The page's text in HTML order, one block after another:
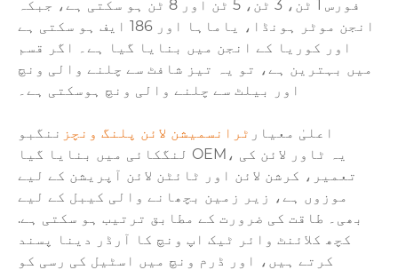
فورس 1 ٹن، 3 ٹن، 5 ٹن اور 8 ٹن ہو سکتی ہے، جبکہ
انجن موٹر ہونڈا، یاماہا اور 186 ایف ہو سکتی ہے
اور کوریا کے انجن میں بنایا گیا ہے۔ اگر قسم
میں بہترین ہے، تو یہ تیز شافٹ سے چلنے والی ونچ
اور بیلٹ سے چلنے والی ونچ ہوسکتی ہے۔
اعلیٰ معیار ٹرانسمیشن لائن پلنگ ونچز ننگبو
لنگکائی میں بنایا گیا OEM، یہ ٹاور لائن کی
تعمیر، کرشن لائن اور ٹائٹن لائن آپریشن کے لیے
موزوں ہے، زیر زمین بچھانے والی کیبل کے لیے
بھی۔ طاقت کی ضرورت کے مطابق ترتیب ہو سکتی ہے.
کچھ کلائنٹ وائر ٹیک اپ ونچ کا آرڈر دینا پسند
کرتے ہیں، اور ڈرم ونچ میں اسٹیل کی رسی کو